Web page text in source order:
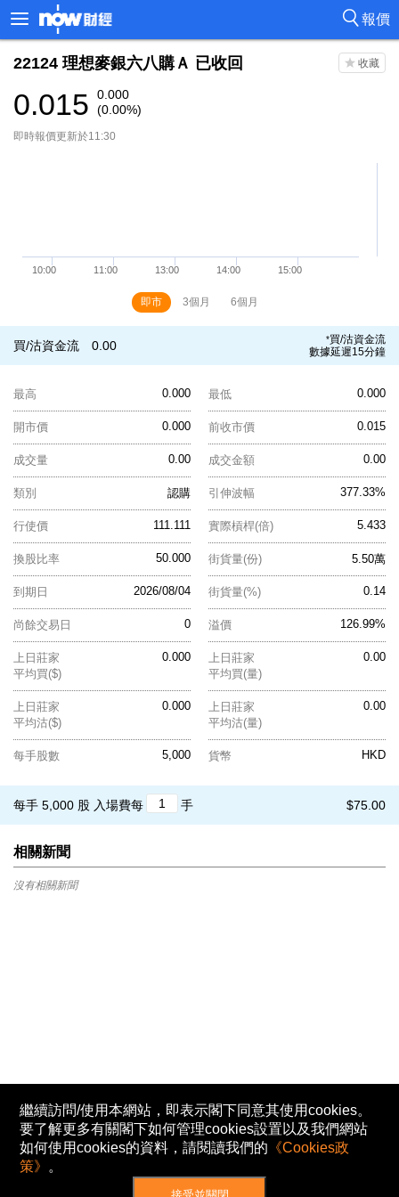
報價
22124 理想麥銀六八購Ａ 已收回
0.015
0.000
(0.00%)
即時報價更新於11:30
即市 3個月 6個月
買/沽資金流 0.00 *買/沽資金流
數據延遲15分鐘
0.000
最高 0.000
最低
0.000
開市價 0.015
前收市價
0.00
成交量 0.00
成交金額
認購
類別 377.33%
引伸波幅
111.111
行使價 5.433
實際槓桿(倍)
50.000
換股比率 5.50萬
街貨量(份)
2026/08/04
到期日 0.14
街貨量(%)
0
尚餘交易日 126.99%
溢價
0.000
上日莊家
平均買($)
0.00
上日莊家
平均買(量)
0.000
上日莊家
平均沽($)
0.00
上日莊家
平均沽(量)
5,000
每手股數 HKD
貨幣
$75.00
每手 5,000 股 入場費每 手
相關新聞
沒有相關新聞
繼續訪問/使用本網站，即表示閣下同意其使用cookies。
要了解更多有關閣下如何管理cookies設置以及我們網站
如何使用cookies的資料，請閱讀我們的 《Cookies政
策》 。